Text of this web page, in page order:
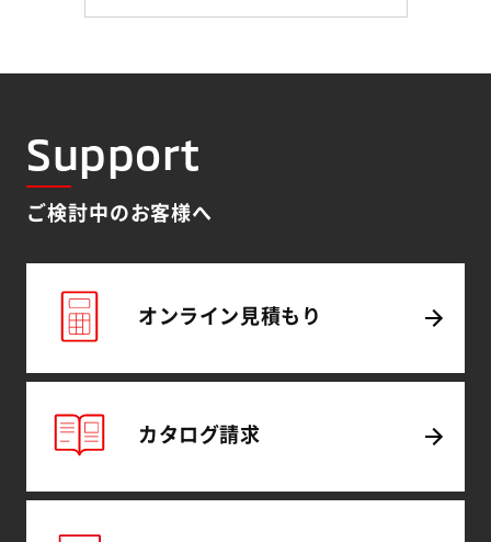
Support
ご検討中のお客様へ
オンライン 見積もり
カタログ請求